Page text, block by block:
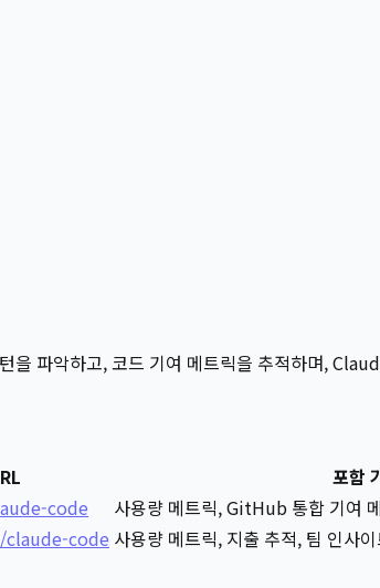
파악하고, 코드 기여 메트릭을 추적하며,
포함
code
사용량 메트릭, GitHub 통합 기여
code 사용량 메트릭, 지출 추적, 팀 인사